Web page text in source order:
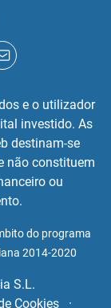
e o utilizador
investido. As
destinam-se
não constituem
ou
do programa
2014-2020
S.L.
Cookies